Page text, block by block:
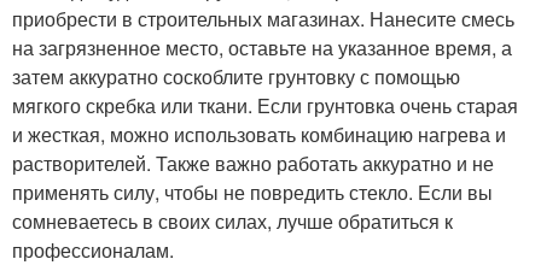
приобрести в строительных магазинах. Нанесите смесь
на загрязненное место, оставьте на указанное время, а
затем аккуратно соскоблите грунтовку с помощью
мягкого скребка или ткани. Если грунтовка очень старая
и жесткая, можно использовать комбинацию нагрева и
растворителей. Также важно работать аккуратно и не
применять силу, чтобы не повредить стекло. Если вы
сомневаетесь в своих силах, лучше обратиться к
профессионалам.